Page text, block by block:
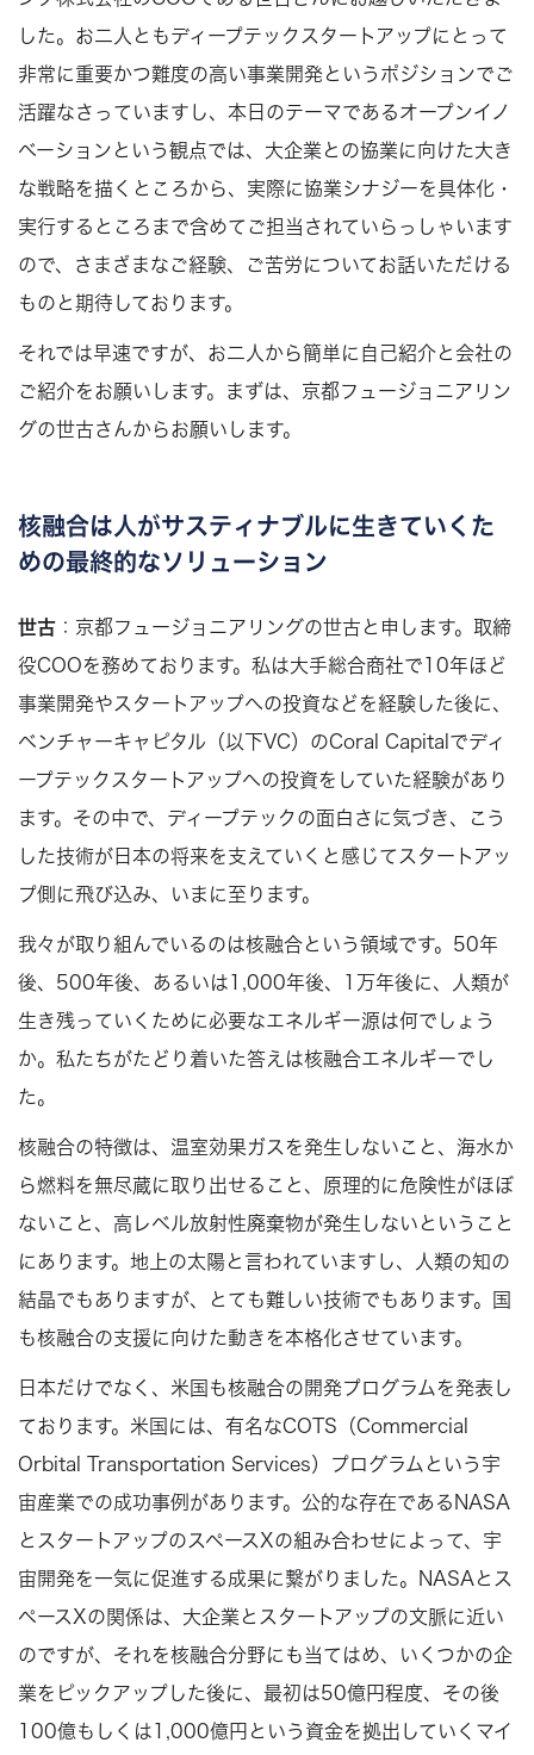
した。お二人ともディープテックスタートアップにとって
非常に重要かつ難度の高い事業開発というポジションでご
活躍なさっていますし、本日のテーマであるオープンイノ
ベーションという観点では、大企業との協業に向けた大き
な戦略を描くところから、実際に協業シナジーを具体化・
実行するところまで含めてご担当されていらっしゃいます
ので、さまざまなご経験、ご苦労についてお話いただける
ものと期待しております。
それでは早速ですが、お二人から簡単に自己紹介と会社の
ご紹介をお願いします。まずは、京都フュージョニアリン
グの世古さんからお願いします。
核融合は人がサスティナブルに生きていくた
めの最終的なソリューション
世古 ：京都フュージョニアリングの世古と申します。取締
役COOを務めております。私は大手総合商社で10年ほど
事業開発やスタートアップへの投資などを経験した後に、
ベンチャーキャピタル（以下VC）のCoral Capitalでディ
ープテックスタートアップへの投資をしていた経験があり
ます。その中で、ディープテックの面白さに気づき、こう
した技術が日本の将来を支えていくと感じてスタートアッ
プ側に飛び込み、いまに至ります。
我々が取り組んでいるのは核融合という領域です。50年
後、500年後、あるいは1,000年後、1万年後に、人類が
生き残っていくために必要なエネルギー源は何でしょう
か。私たちがたどり着いた答えは核融合エネルギーでし
た。
核融合の特徴は、温室効果ガスを発生しないこと、海水か
ら燃料を無尽蔵に取り出せること、原理的に危険性がほぼ
ないこと、高レベル放射性廃棄物が発生しないということ
にあります。地上の太陽と言われていますし、人類の知の
結晶でもありますが、とても難しい技術でもあります。国
も核融合の支援に向けた動きを本格化させています。
日本だけでなく、米国も核融合の開発プログラムを発表し
ております。米国には、有名なCOTS（Commercial
Orbital Transportation Services）プログラムという宇
宙産業での成功事例があります。公的な存在であるNASA
とスタートアップのスペースXの組み合わせによって、宇
宙開発を一気に促進する成果に繋がりました。NASAとス
ペースXの関係は、大企業とスタートアップの文脈に近い
のですが、それを核融合分野にも当てはめ、いくつかの企
業をピックアップした後に、最初は50億円程度、その後
100億もしくは1,000億円という資金を拠出していくマイ